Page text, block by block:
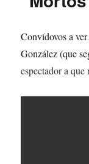
Convídovos a
González (que
espectador a